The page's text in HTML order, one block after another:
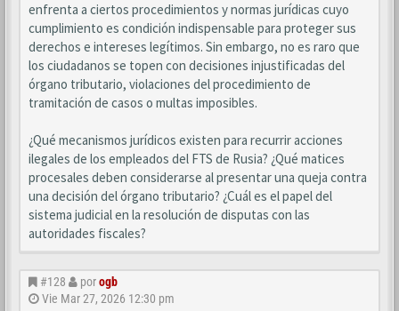
enfrenta a ciertos procedimientos y normas jurídicas cuyo
cumplimiento es condición indispensable para proteger sus
derechos e intereses legítimos. Sin embargo, no es raro que
los ciudadanos se topen con decisiones injustificadas del
órgano tributario, violaciones del procedimiento de
tramitación de casos o multas imposibles.
¿Qué mecanismos jurídicos existen para recurrir acciones
ilegales de los empleados del FTS de Rusia? ¿Qué matices
procesales deben considerarse al presentar una queja contra
una decisión del órgano tributario? ¿Cuál es el papel del
sistema judicial en la resolución de disputas con las
autoridades fiscales?
#128 porogb
Vie Mar 27, 2026 12:30 pm